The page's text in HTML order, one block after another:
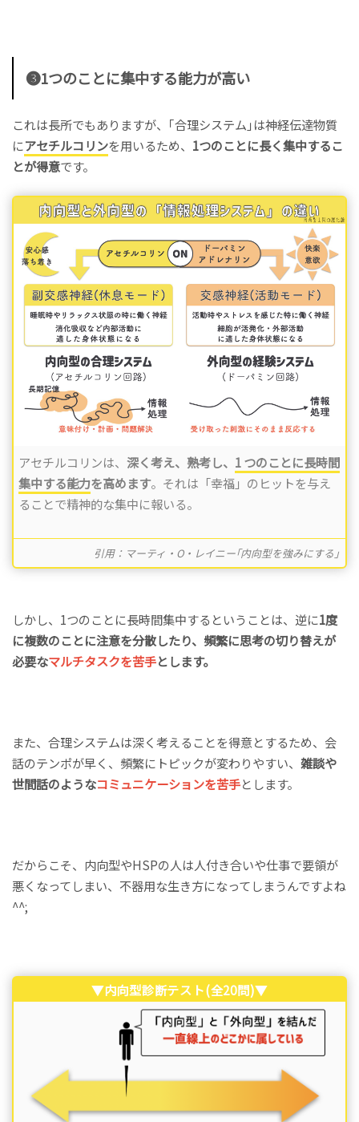
❸1つのことに集中する能力が高い
これは長所でもありますが、｢合理システム｣は神経伝達物質
にアセチルコリンを用いるため、 1つのことに長く集中するこ
とが得意です。
アセチルコリンは、 深く考え、熟考し、 1 つのことに長時間
集中する能力を高めます。それは「幸福」のヒットを与え
ることで精神的な集中に報いる。
引用：マーティ・O・レイニー｢内向型を強みにする｣
しかし、1つのことに長時間集中するということは、逆に1度
に複数のことに注意を分散したり、頻繁に思考の切り替えが
必要なマルチタスクを苦手とします。
また、合理システムは深く考えることを得意とするため、会
話のテンポが早く、頻繁にトピックが変わりやすい、雑談や
世間話のようなコミュニケーションを苦手とします。
だからこそ、内向型やHSPの人は人付き合いや仕事で要領が
悪くなってしまい、不器用な生き方になってしまうんですよね
^^;
▼内向型診断テスト(全20問)▼